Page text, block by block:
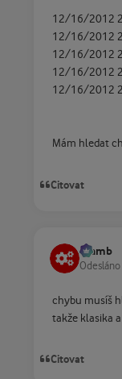
12/16/2012
12/16/2012
12/16/2012
12/16/2012
12/16/2012
Mám hledat
Citovat
Slamb
Odesláno
chybu musíš
takže klasika
Citovat